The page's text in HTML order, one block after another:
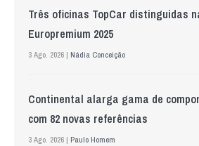
Três oficinas TopCar distinguidas
Europremium 2025
3 Ago. 2026 | Nádia Conceição
Continental alarga gama de
com 82 novas referências
3 Ago. 2026 | Paulo Homem